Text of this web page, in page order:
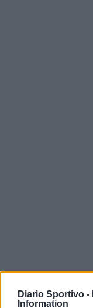
Diario Sportivo -
Information